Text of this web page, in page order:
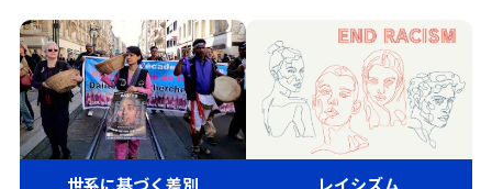
世系に基づく差別 レイシズム